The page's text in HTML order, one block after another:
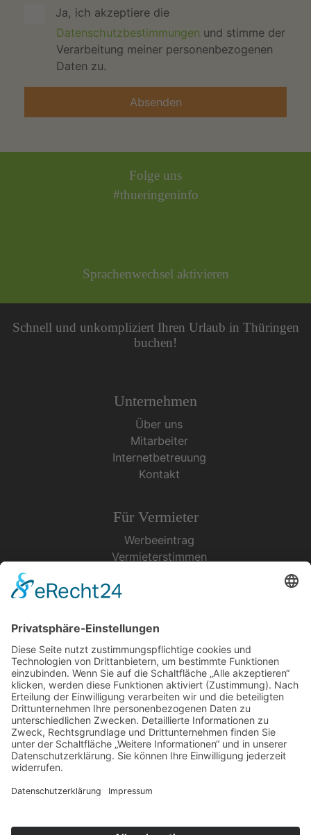
Ja, ich akzeptiere die
Datenschutzbestimmungen und stimme der
Verarbeitung meiner personenbezogenen
Daten zu.
Folge uns
#thueringeninfo
Sprachenwechsel aktivieren
Schnell und unkompliziert Ihren Urlaub in Thüringen
buchen!
Unternehmen
Über uns
Mitarbeiter
Internetbetreuung
Kontakt
Für Vermieter
Werbeeintrag
Vermieterstimmen
Urlaubsservice
Bücher, Karten & CD's
Ihre Anreise
Wetter
Links
Nutzungsbedingungen
Datenschutz